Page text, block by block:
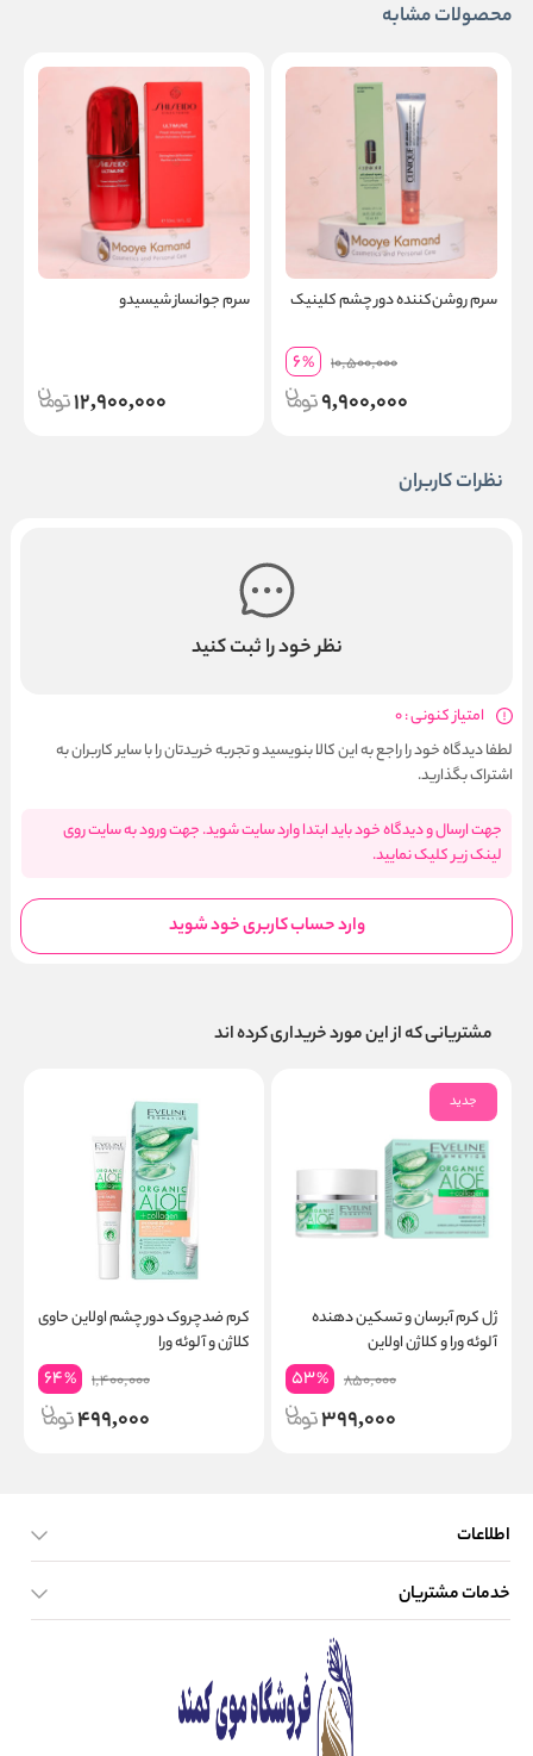
محصولات مشابه
سرم روشن‌کننده دور چشم کلینیک
10,500,000
6%
9,900,000
سرم جوانساز شیسیدو
12,900,000
نظرات کاربران
نظر خود را ثبت کنید
امتیاز کنونی : 0
لطفا دیدگاه خود را راجع به این کالا بنویسید و تجربه خریدتان را با سایر کاربران به
اشتراک بگذارید.
جهت ارسال و دیدگاه خود باید ابتدا وارد سایت شوید. جهت ورود به سایت روی
لینک زیر کلیک نمایید.
وارد حساب کاربری خود شوید
مشتریانی که از این مورد خریداری کرده اند
جدید
ژل کرم آبرسان و تسکین دهنده
آلوئه ورا و کلاژن اولاین
850,000
53%
399,000
کرم ضدچروک دور چشم اولاین حاوی
کلاژن و آلوئه ورا
1,400,000
64%
499,000
اطلاعات
صفحه اصلی
خدمات مشتریان